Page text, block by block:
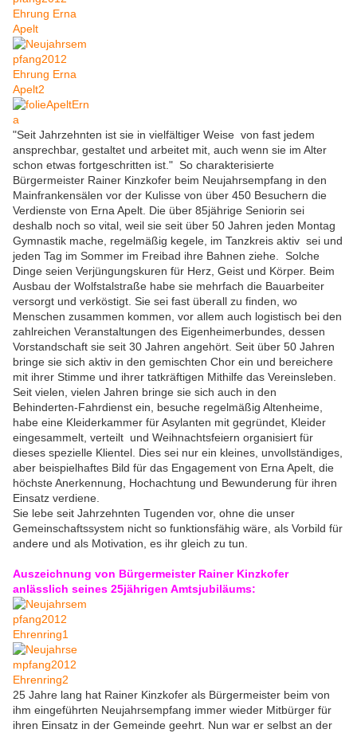
"Seit Jahrzehnten ist sie in vielfältiger Weise von fast jedem
ansprechbar, gestaltet und arbeitet mit, auch wenn sie im Alter
schon etwas fortgeschritten ist." So charakterisierte
Bürgermeister Rainer Kinzkofer beim Neujahrsempfang in den
Mainfrankensälen vor der Kulisse von über 450 Besuchern die
Verdienste von Erna Apelt. Die über 85jährige Seniorin sei
deshalb noch so vital, weil sie seit über 50 Jahren jeden Montag
Gymnastik mache, regelmäßig kegele, im Tanzkreis aktiv sei und
jeden Tag im Sommer im Freibad ihre Bahnen ziehe. Solche
Dinge seien Verjüngungskuren für Herz, Geist und Körper. Beim
Ausbau der Wolfstalstraße habe sie mehrfach die Bauarbeiter
versorgt und verköstigt. Sie sei fast überall zu finden, wo
Menschen zusammen kommen, vor allem auch logistisch bei den
zahlreichen Veranstaltungen des Eigenheimerbundes, dessen
Vorstandschaft sie seit 30 Jahren angehört. Seit über 50 Jahren
bringe sie sich aktiv in den gemischten Chor ein und bereichere
mit ihrer Stimme und ihrer tatkräftigen Mithilfe das Vereinsleben.
Seit vielen, vielen Jahren bringe sie sich auch in den
Behinderten-Fahrdienst ein, besuche regelmäßig Altenheime,
habe eine Kleiderkammer für Asylanten mit gegründet, Kleider
eingesammelt, verteilt und Weihnachtsfeiern organisiert für
dieses spezielle Klientel. Dies sei nur ein kleines, unvollständiges,
aber beispielhaftes Bild für das Engagement von Erna Apelt, die
höchste Anerkennung, Hochachtung und Bewunderung für ihren
Einsatz verdiene.
Sie lebe seit Jahrzehnten Tugenden vor, ohne die unser
Gemeinschaftssystem nicht so funktionsfähig wäre, als Vorbild für
andere und als Motivation, es ihr gleich zu tun.
Auszeichnung von Bürgermeister Rainer Kinzkofer
anlässlich seines 25jährigen Amtsjubiläums:
25 Jahre lang hat Rainer Kinzkofer als Bürgermeister beim von
ihm eingeführten Neujahrsempfang immer wieder Mitbürger für
ihren Einsatz in der Gemeinde geehrt. Nun war er selbst an der